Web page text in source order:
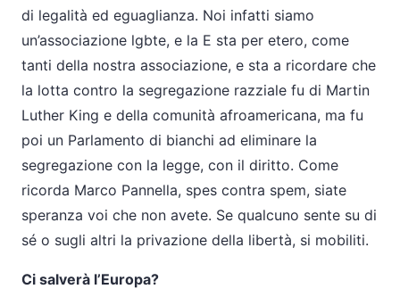
di legalità ed eguaglianza. Noi infatti siamo
un’associazione lgbte, e la E sta per etero, come
tanti della nostra associazione, e sta a ricordare che
la lotta contro la segregazione razziale fu di Martin
Luther King e della comunità afroamericana, ma fu
poi un Parlamento di bianchi ad eliminare la
segregazione con la legge, con il diritto. Come
ricorda Marco Pannella, spes contra spem, siate
speranza voi che non avete. Se qualcuno sente su di
sé o sugli altri la privazione della libertà, si mobiliti.
Ci salverà l’Europa?